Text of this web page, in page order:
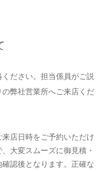
ださい。担当係員がご説
弊社営業所へご来店くだ
店日時をご予約いただけ
大変スムーズに御見積・
認後となります。正確な